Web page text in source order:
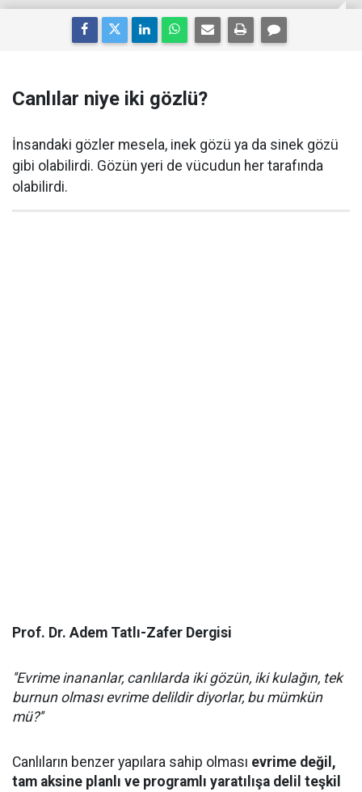
Canlılar niye iki gözlü?
İnsandaki gözler mesela, inek gözü ya da sinek gözü
gibi olabilirdi. Gözün yeri de vücudun her tarafında
olabilirdi.
Prof. Dr. Adem Tatlı-Zafer Dergisi
''Evrime inananlar, canlılarda iki gözün, iki kulağın, tek
burnun olması evrime delildir diyorlar, bu mümkün
mü?''
Canlıların benzer yapılara sahip olması evrime değil,
tam aksine planlı ve programlı yaratılışa delil teşkil